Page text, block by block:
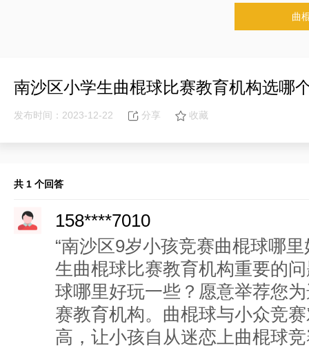
曲
南沙区小学生曲棍球比赛教育机构选哪
发布时间：2023-12-22 分享 收藏
共 1 个回答
158****7010
“南沙区9岁小孩竞赛曲棍球哪
生曲棍球比赛教育机构重要的
球哪里好玩一些？愿意举荐您
赛教育机构。曲棍球与小众竞
高，让小孩自从迷恋上曲棍球